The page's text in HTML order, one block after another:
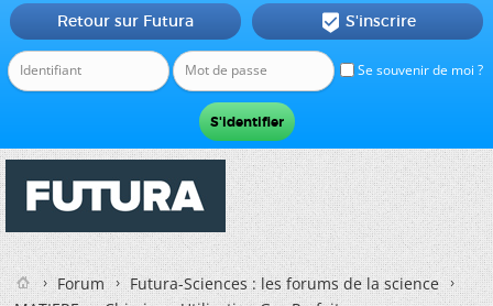
Se souvenir de moi ?
Retour sur Futura  S'inscrire
Forum
Futura-Sciences : les forums de la science